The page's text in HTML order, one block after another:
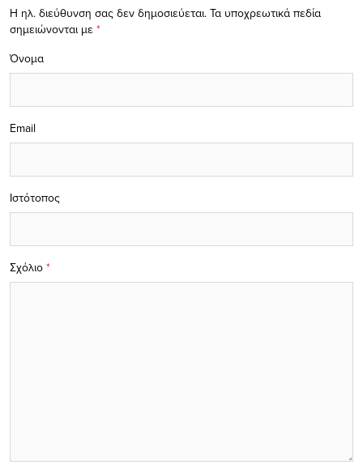
Η ηλ. διεύθυνση σας δεν δημοσιεύεται. Τα υποχρεωτικά πεδία
σημειώνονται με *
Σχόλιο *
Όνομα
Email
Ιστότοπος